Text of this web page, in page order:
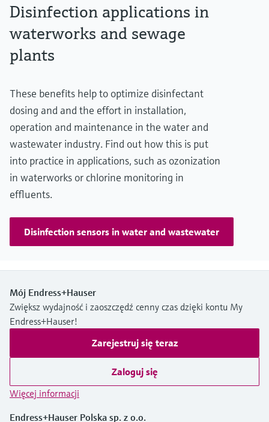
Disinfection applications in
waterworks and sewage
plants
These benefits help to optimize disinfectant
dosing and and the effort in installation,
operation and maintenance in the water and
wastewater industry. Find out how this is put
into practice in applications, such as ozonization
in waterworks or chlorine monitoring in
effluents.
Disinfection sensors in water and wastewater
Mój Endress+Hauser
Zwiększ wydajność i zaoszczędź cenny czas dzięki kontu My
Endress+Hauser!
Zarejestruj się teraz
Zaloguj się
Więcej informacji
Endress+Hauser Polska sp. z o.o.